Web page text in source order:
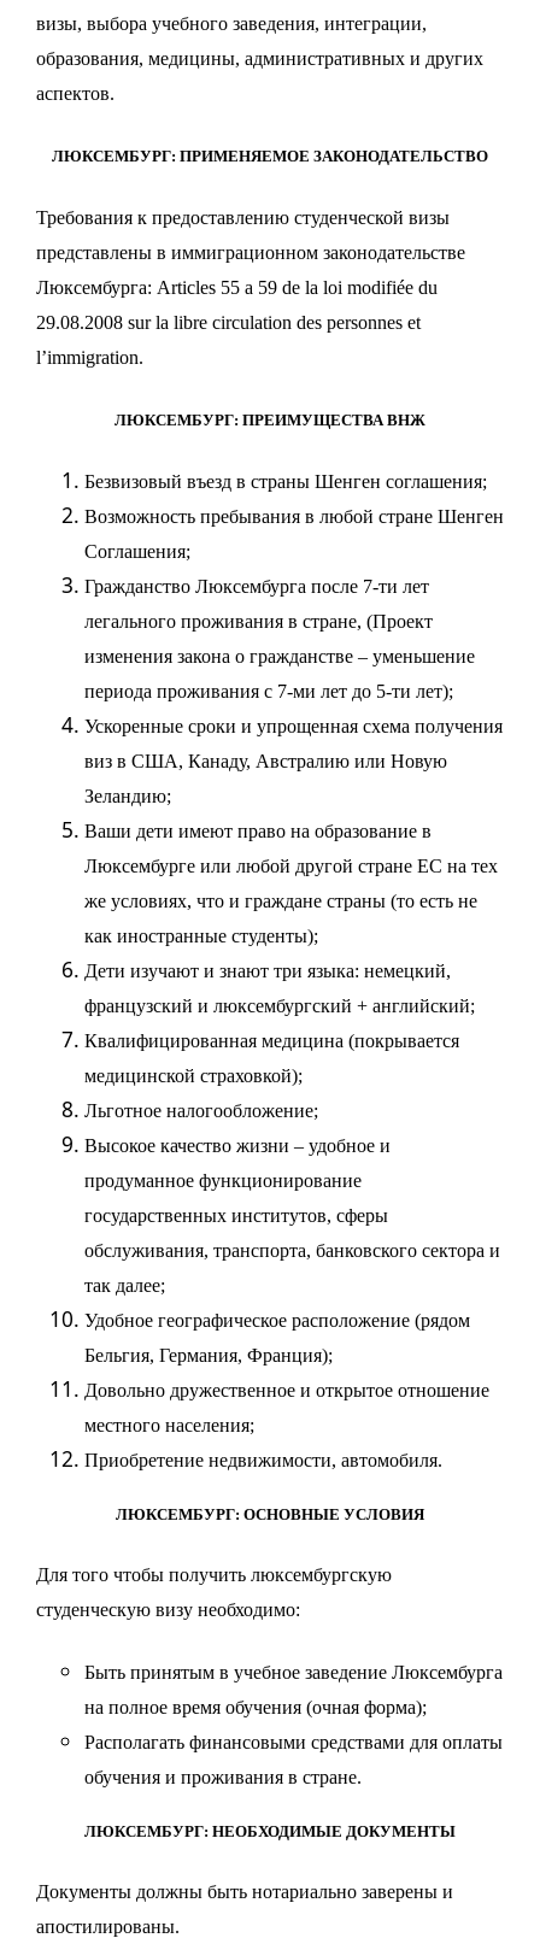
визы, выбора учебного заведения, интеграции,
образования, медицины, административных и других
аспектов.
ЛЮКСЕМБУРГ: ПРИМЕНЯЕМОЕ ЗАКОНОДАТЕЛЬСТВО
Требования к предоставлению студенческой визы
представлены в иммиграционном законодательстве
Люксембурга: Articles 55 а 59 de la loi modifiée du
29.08.2008 sur la libre circulation des personnes et
l’immigration.
ЛЮКСЕМБУРГ: ПРЕИМУЩЕСТВА ВНЖ
Безвизовый въезд в страны Шенген соглашения;
Возможность пребывания в любой стране Шенген
Соглашения;
Гражданство Люксембурга после 7-ти лет
легального проживания в стране, (Проект
изменения закона о гражданстве – уменьшение
периода проживания с 7-ми лет до 5-ти лет);
Ускоренные сроки и упрощенная схема получения
виз в США, Канаду, Австралию или Новую
Зеландию;
Ваши дети имеют право на образование в
Люксембурге или любой другой стране ЕС на тех
же условиях, что и граждане страны (то есть не
как иностранные студенты);
Дети изучают и знают три языка: немецкий,
французский и люксембургский + английский;
Квалифицированная медицина (покрывается
медицинской страховкой);
Льготное налогообложение;
Высокое качество жизни – удобное и
продуманное функционирование
государственных институтов, сферы
обслуживания, транспорта, банковского сектора и
так далее;
Удобное географическое расположение (рядом
Бельгия, Германия, Франция);
Довольно дружественное и открытое отношение
местного населения;
Приобретение недвижимости, автомобиля.
ЛЮКСЕМБУРГ: ОСНОВНЫЕ УСЛОВИЯ
Для того чтобы получить люксембургскую
студенческую визу необходимо:
Быть принятым в учебное заведение Люксембурга
на полное время обучения (очная форма);
Располагать финансовыми средствами для оплаты
обучения и проживания в стране.
ЛЮКСЕМБУРГ: НЕОБХОДИМЫЕ ДОКУМЕНТЫ
Документы должны быть нотариально заверены и
апостилированы.